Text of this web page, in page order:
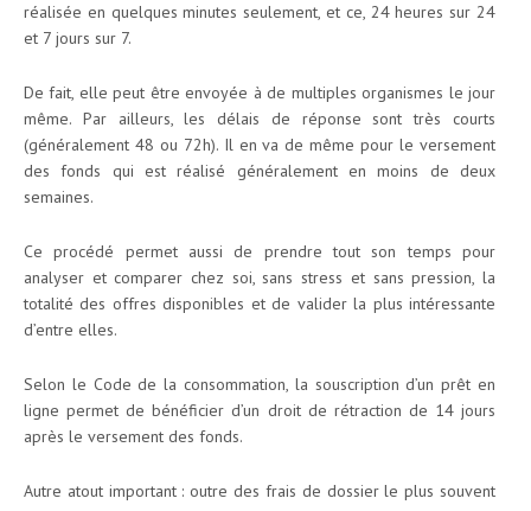
réalisée en quelques minutes seulement, et ce, 24 heures sur 24
et 7 jours sur 7.
De fait, elle peut être envoyée à de multiples organismes le jour
même. Par ailleurs, les délais de réponse sont très courts
(généralement 48 ou 72h). Il en va de même pour le versement
des fonds qui est réalisé généralement en moins de deux
semaines.
Ce procédé permet aussi de prendre tout son temps pour
analyser et comparer chez soi, sans stress et sans pression, la
totalité des offres disponibles et de valider la plus intéressante
d’entre elles.
Selon le Code de la consommation, la souscription d’un prêt en
ligne permet de bénéficier d’un droit de rétraction de 14 jours
après le versement des fonds.
Autre atout important : outre des frais de dossier le plus souvent